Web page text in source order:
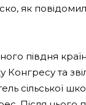
як
півдня
та
сільської